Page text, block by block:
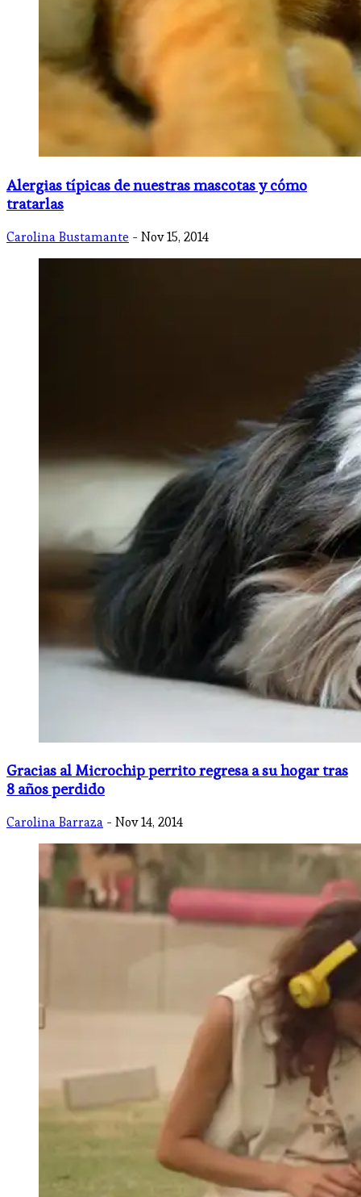
Alergias típicas de nuestras mascotas y cómo
tratarlas
Carolina Bustamante - Nov 15, 2014
Gracias al Microchip perrito regresa a su hogar tras
8 años perdido
Carolina Barraza - Nov 14, 2014